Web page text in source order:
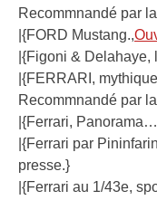
Recommnandé par
|{FORD Mustang.,
|{Figoni &
|{FERRARI,
Recommnandé par
|{Ferrari,
|{Ferrari par
presse.}
|{Ferrari au 1/43e,